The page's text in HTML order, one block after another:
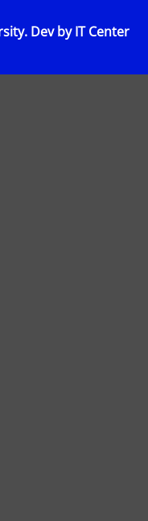
Dev by IT Center